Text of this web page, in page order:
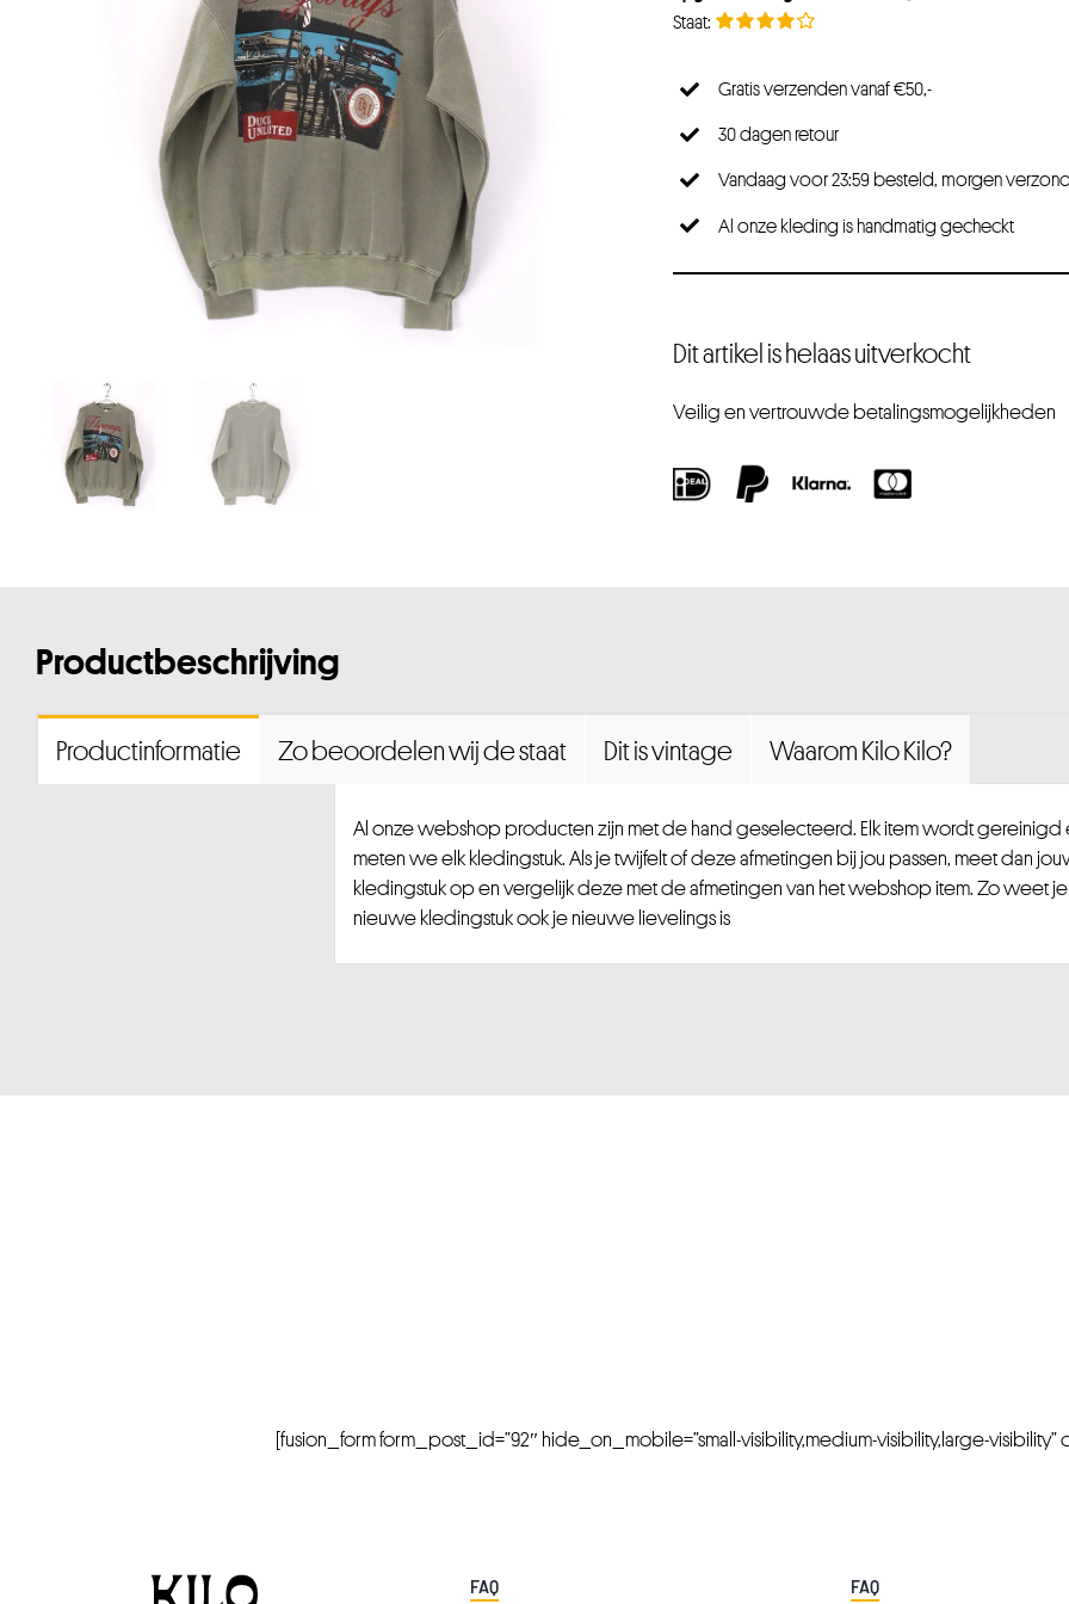
Gratis verzenden vanaf €50,-
30 dagen retour
Vandaag voor 23:59 besteld, morgen
Al onze kleding is handmatig gecheckt
Dit artikel is helaas uitverkocht
Veilig en vertrouwde betalingsmogelijkheden
Productbeschrijving
Productinformatie Zo beoordelen wij de staat Dit is vintage Waarom Kilo Kilo?
Al onze webshop producten zijn met de hand geselecteerd. Elk item wordt gereinigd
meten we elk kledingstuk. Als je twijfelt of deze afmetingen bij jou passen, meet dan
kledingstuk op en vergelijk deze met de afmetingen van het webshop item. Zo weet
nieuwe kledingstuk ook je nieuwe lievelings is
[fusion_form form_post_id=”92″ hide_on_mobile=”small-visibility,medium-visibility,large-visibility”
FAQ FAQ